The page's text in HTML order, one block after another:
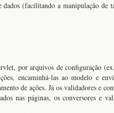
(facilitando a manipulação de
por arquivos de configuração
encaminhá-las ao modelo e
de ações. Já os validadores e
nas páginas, os conversores e